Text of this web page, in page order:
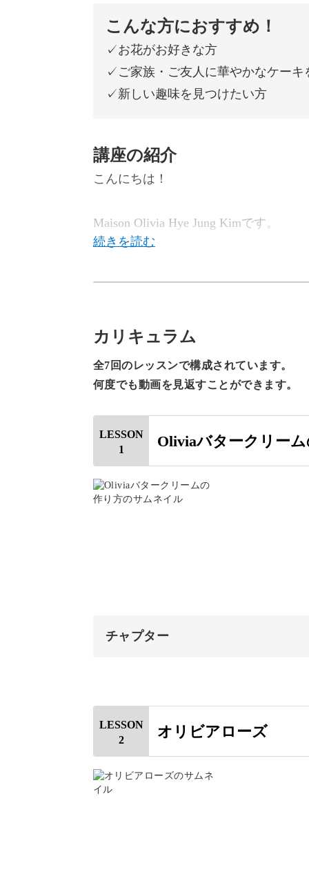
こんな方におすすめ！
✓お花がお好きな方
✓ご家族・ご友人に華やかなケーキ
✓新しい趣味を見つけたい方
講座の紹介
こんにちは！
Maison Olivia Hye Jung Kimです。
今回の講座ではバタークリームの作
美しいお花は、どれもバタ
どれも本物と見間違えてしまうほどリ
カリキュラム
全7回のレッスンで構成されています。
何度でも動画を見返すことができます。
LESSON
1
Oliviaバタークリー
チャプター
使用材料
バターをカットする
お鍋にお水と砂糖を入れて沸騰させ
LESSON
2
オリビアローズ